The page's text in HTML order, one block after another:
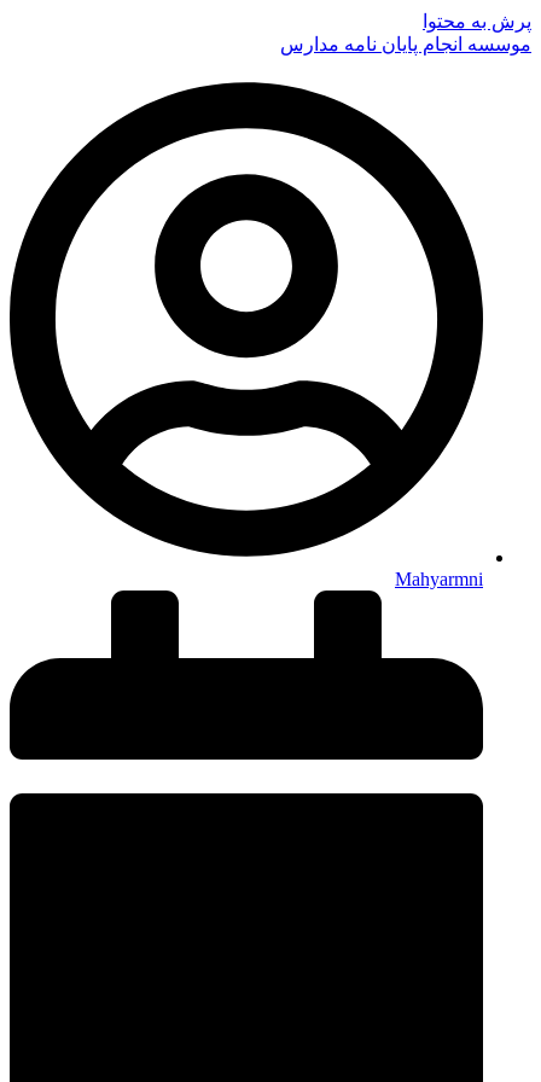
پرش به محتوا
موسسه انجام پایان نامه مدارس
Mahyarmni